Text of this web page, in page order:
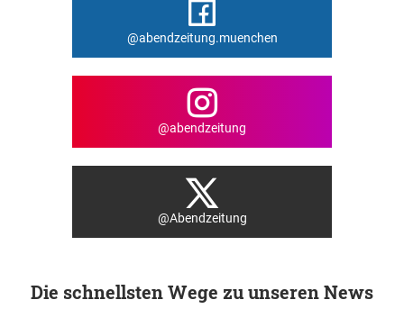
@abendzeitung.muenchen
@abendzeitung
@Abendzeitung
Die schnellsten Wege zu unseren News